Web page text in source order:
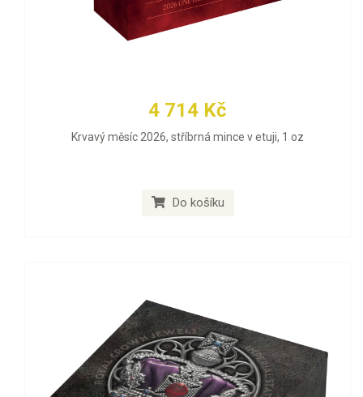
4 714 Kč
Krvavý měsíc 2026, stříbrná mince v etuji, 1 oz
Do košíku